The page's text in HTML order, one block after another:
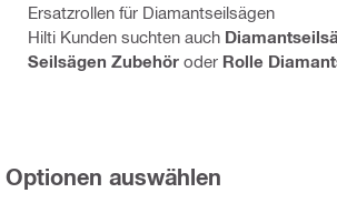
Ersatzrollen für Diamantseilsägen
Hilti Kunden suchten auch
Seilsägen Zubehör oder Rolle
Optionen auswählen